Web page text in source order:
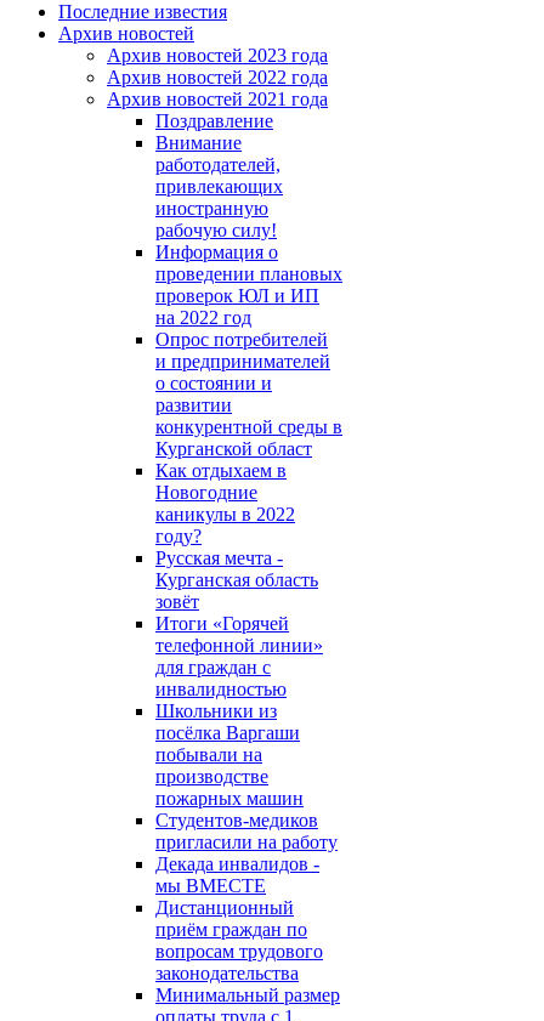
Последние известия
Архив новостей
Архив новостей 2023 года
Архив новостей 2022 года
Архив новостей 2021 года
Поздравление
Внимание
работодателей,
привлекающих
иностранную
рабочую силу!
Информация о
проведении плановых
проверок ЮЛ и ИП
на 2022 год
Опрос потребителей
и предпринимателей
о состоянии и
развитии
конкурентной среды в
Курганской област
Как отдыхаем в
Новогодние
каникулы в 2022
году?
Русская мечта -
Курганская область
зовёт
Итоги «Горячей
телефонной линии»
для граждан с
инвалидностью
Школьники из
посёлка Варгаши
побывали на
производстве
пожарных машин
Студентов-медиков
пригласили на работу
Декада инвалидов -
мы ВМЕСТЕ
Дистанционный
приём граждан по
вопросам трудового
законодательства
Минимальный размер
оплаты труда с 1